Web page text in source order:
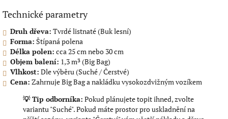
​Technické parametry
Druh dřeva: Tvrdé listnaté (Buk lesní)
Forma: Štípaná polena
Délka polen: cca 25 cm nebo 30 cm
Objem balení: 1,3 m³ (Big Bag)
Vlhkost: Dle výběru (Suché / Čerstvé)
Cena: Zahrnuje Big Bag a nakládku vysokozdvižným vozíkem
💡 Tip odborníka: Pokud plánujete topit ihned, zvolte
variantu "Suché". Pokud máte prostor pro uskladnění na